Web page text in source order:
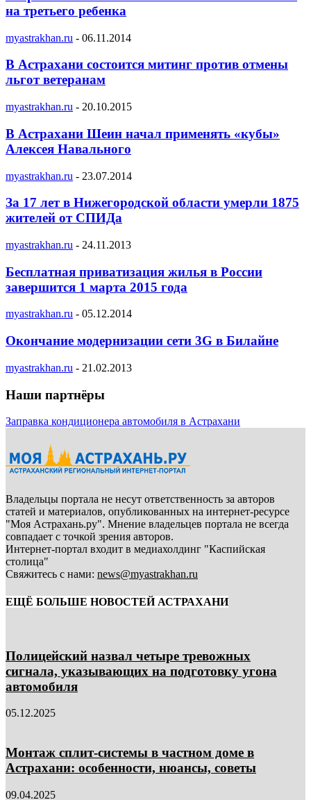
на третьего ребенка
myastrakhan.ru - 06.11.2014
В Астрахани состоится митинг против отмены
льгот ветеранам
myastrakhan.ru - 20.10.2015
В Астрахани Шеин начал применять «кубы»
Алексея Навального
myastrakhan.ru - 23.07.2014
За 17 лет в Нижегородской области умерли 1875
жителей от СПИДа
myastrakhan.ru - 24.11.2013
Бесплатная приватизация жилья в России
завершится 1 марта 2015 года
myastrakhan.ru - 05.12.2014
Окончание модернизации сети 3G в Билайне
myastrakhan.ru - 21.02.2013
Наши партнёры
Заправка кондиционера автомобиля в Астрахани
Владельцы портала не несут ответственность за авторов
статей и материалов, опубликованных на интернет-ресурсе
"Моя Астрахань.ру". Мнение владельцев портала не всегда
совпадает с точкой зрения авторов.
Интернет-портал входит в медиахолдинг "Каспийская
столица"
Свяжитесь с нами: news@myastrakhan.ru
ЕЩЁ БОЛЬШЕ НОВОСТЕЙ АСТРАХАНИ
Полицейский назвал четыре тревожных
сигнала, указывающих на подготовку угона
автомобиля
05.12.2025
Монтаж сплит-системы в частном доме в
Астрахани: особенности, нюансы, советы
09.04.2025